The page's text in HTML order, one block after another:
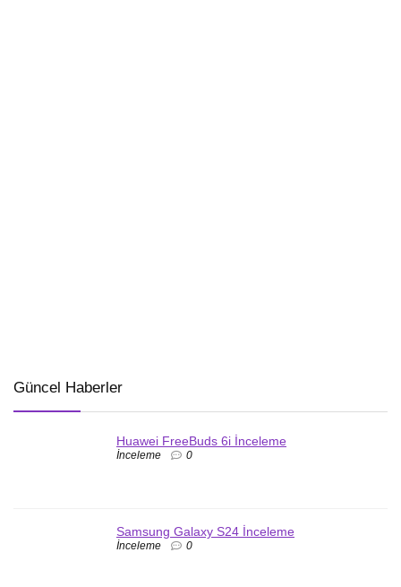
Güncel Haberler
Huawei FreeBuds 6i İnceleme
İnceleme 0
Samsung Galaxy S24 İnceleme
İnceleme 0